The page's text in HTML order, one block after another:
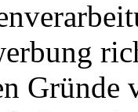
Gründe